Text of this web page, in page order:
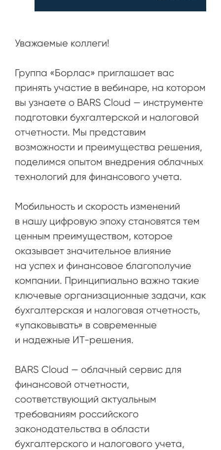
Уважаемые коллеги!
Группа «Борлас» приглашает вас
принять участие в вебинаре, на котором
вы узнаете о BARS Cloud — инструменте
подготовки бухгалтерской и налоговой
отчетности. Мы представим
возможности и преимущества решения,
поделимся опытом внедрения облачных
технологий для финансового учета.
Мобильность и скорость изменений
в нашу цифровую эпоху становятся тем
ценным преимуществом, которое
оказывает значительное влияние
на успех и финансовое благополучие
компании. Принципиально важно такие
ключевые организационные задачи, как
бухгалтерская и налоговая отчетность,
«упаковывать» в современные
и надежные ИТ-решения.
BARS Cloud — облачный сервис для
финансовой отчетности,
соответствующий актуальным
требованиям российского
законодательства в области
бухгалтерского и налогового учета,